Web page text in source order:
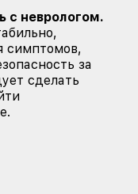
с неврологом.
симптомов,
за
сделать